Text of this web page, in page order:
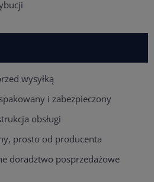
wysyłką
i zabezpieczony
obsługi
prosto od producenta
doradztwo posprzedażowe